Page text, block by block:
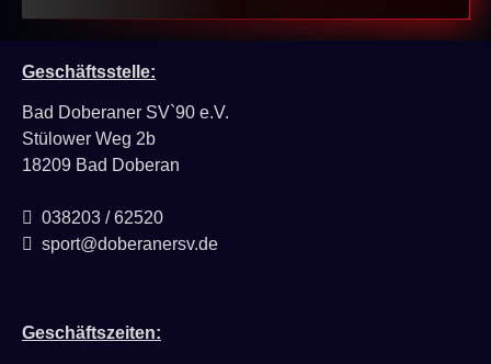
Geschäftsstelle:
Bad Doberaner SV`90 e.V.
Stülower Weg 2b
18209 Bad Doberan
038203 / 62520
sport@doberanersv.de
Geschäftszeiten: